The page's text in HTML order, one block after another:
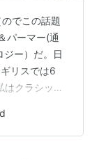
でこの話題
パーマー(通
ー）だ。日
リスでは6
クラシック
に目覚め、
絵を聞いては